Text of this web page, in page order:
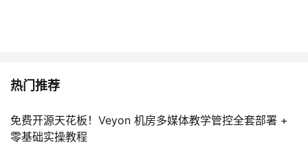
热门推荐
免费开源天花板！Veyon 机房多媒体教学管控全套部署 +
零基础实操教程